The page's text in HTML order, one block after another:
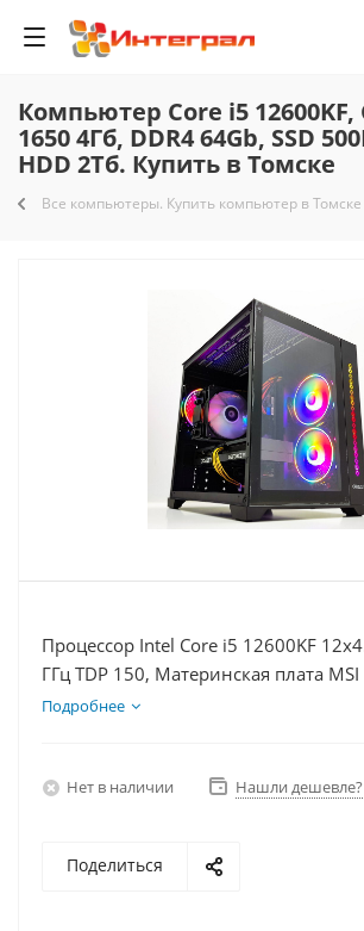
Компьютер Core i5 12600KF,
1650 4Гб, DDR4 64Gb, SSD
HDD 2Тб. Купить в Томске
Все компьютеры. Купить компьютер в Томске
Процессор Intel Core i5 12600KF
ГГц TDP 150, Материнская плата MSI
Видеокарта GTX 1650 4Гб, Память
Подробнее
Нет в наличии Нашли дешевле?
Поделиться